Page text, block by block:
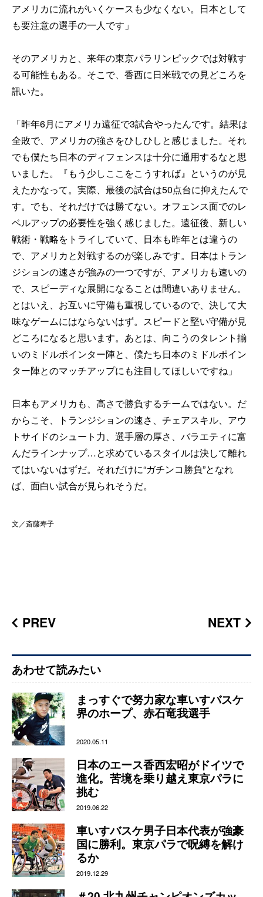
アメリカに流れがいくケースも少なくない。日本として
も要注意の選手の一人です」
そのアメリカと、来年の東京パラリンピックでは対戦す
る可能性もある。そこで、香西に日米戦での見どころを
訊いた。
「昨年6月にアメリカ遠征で3試合やったんです。結果は
全敗で、アメリカの強さをひしひしと感じました。それ
でも僕たち日本のディフェンスは十分に通用するなと思
いました。『もう少しここをこうすれば』というのが見
えたかなって。実際、最後の試合は50点台に抑えたんで
す。でも、それだけでは勝てない。オフェンス面でのレ
ベルアップの必要性を強く感じました。遠征後、新しい
戦術・戦略をトライしていて、日本も昨年とは違うの
で、アメリカと対戦するのが楽しみです。日本はトラン
ジションの速さが強みの一つですが、アメリカも速いの
で、スピーディな展開になることは間違いありません。
とはいえ、お互いに守備も重視しているので、決して大
味なゲームにはならないはず。スピードと堅い守備が見
どころになると思います。あとは、向こうのタレント揃
いのミドルポインター陣と、僕たち日本のミドルポイン
ター陣とのマッチアップにも注目してほしいですね」
日本もアメリカも、高さで勝負するチームではない。だ
からこそ、トランジションの速さ、チェアスキル、アウ
トサイドのシュート力、選手層の厚さ、バラエティに富
んだラインナップ…と求めているスタイルは決して離れ
てはいないはずだ。それだけに“ガチンコ勝負”となれ
ば、面白い試合が見られそうだ。
文／斎藤寿子
PREV NEXT
あわせて読みたい
まっすぐで努力家な車いすバスケ
界のホープ、赤石竜我選手
2020.05.11
日本のエース香西宏昭がドイツで
進化。苦境を乗り越え東京パラに
挑む
2019.06.22
車いすバスケ男子日本代表が強豪
国に勝利。東京パラで呪縛を解け
るか
2019.12.29